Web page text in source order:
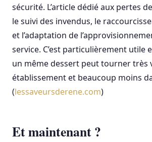
sécurité. L’article dédié aux pertes
le suivi des invendus, le
et l’adaptation de
service. C’est particulièrement utile
un même dessert peut tourner très
établissement et beaucoup moins
(lessaveursderene.com)
Et maintenant ?